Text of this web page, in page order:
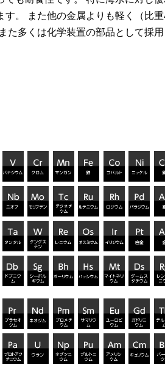
す。 また他の金属よりも軽く（比
た多くは化学装置の部品として採